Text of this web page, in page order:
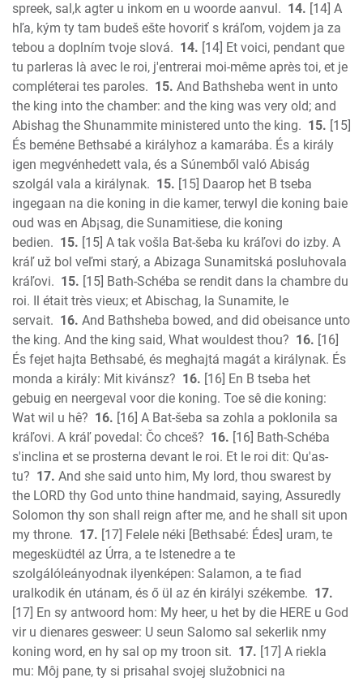
spreek, sal,k agter u inkom en u woorde aanvul. 14. [14] A
hľa, kým ty tam budeš ešte hovoriť s kráľom, vojdem ja za
tebou a doplním tvoje slová. 14. [14] Et voici, pendant que
tu parleras là avec le roi, j'entrerai moi-même après toi, et je
compléterai tes paroles. 15. And Bathsheba went in unto
the king into the chamber: and the king was very old; and
Abishag the Shunammite ministered unto the king. 15. [15]
És beméne Bethsabé a királyhoz a kamarába. És a király
igen megvénhedett vala, és a Súnemből való Abiság
szolgál vala a királynak. 15. [15] Daarop het B tseba
ingegaan na die koning in die kamer, terwyl die koning baie
oud was en Ab¡sag, die Sunamitiese, die koning
bedien. 15. [15] A tak vošla Bat-šeba ku kráľovi do izby. A
kráľ už bol veľmi starý, a Abizaga Sunamitská posluhovala
kráľovi. 15. [15] Bath-Schéba se rendit dans la chambre du
roi. Il était très vieux; et Abischag, la Sunamite, le
servait. 16. And Bathsheba bowed, and did obeisance unto
the king. And the king said, What wouldest thou? 16. [16]
És fejet hajta Bethsabé, és meghajtá magát a királynak. És
monda a király: Mit kivánsz? 16. [16] En B tseba het
gebuig en neergeval voor die koning. Toe sê die koning:
Wat wil u hê? 16. [16] A Bat-šeba sa zohla a poklonila sa
kráľovi. A kráľ povedal: Čo chceš? 16. [16] Bath-Schéba
s'inclina et se prosterna devant le roi. Et le roi dit: Qu'as-
tu? 17. And she said unto him, My lord, thou swarest by
the LORD thy God unto thine handmaid, saying, Assuredly
Solomon thy son shall reign after me, and he shall sit upon
my throne. 17. [17] Felele néki [Bethsabé: Édes] uram, te
megesküdtél az Úrra, a te Istenedre a te
szolgálóleányodnak ilyenképen: Salamon, a te fiad
uralkodik én utánam, és ő ül az én királyi székembe. 17.
[17] En sy antwoord hom: My heer, u het by die HERE u God
vir u dienares gesweer: U seun Salomo sal sekerlik nmy
koning word, en hy sal op my troon sit. 17. [17] A riekla
mu: Môj pane, ty si prisahal svojej služobnici na